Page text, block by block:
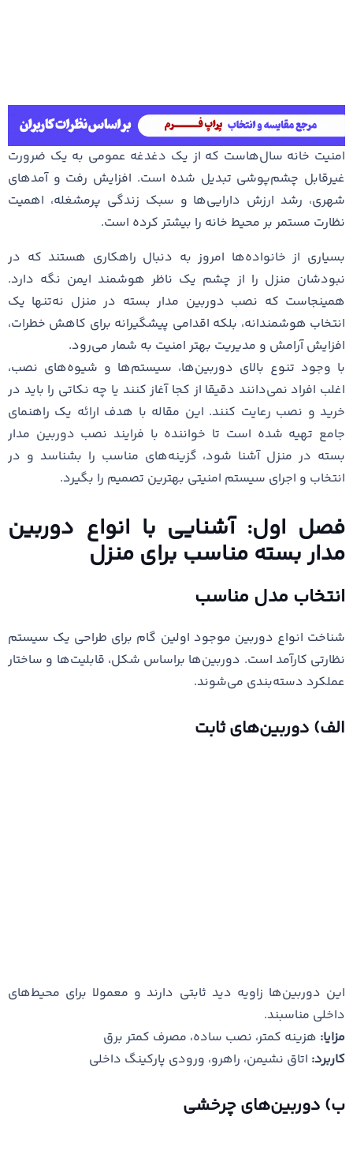
امنیت خانه سال‌هاست که از یک دغدغه عمومی به یک ضرورت
غیرقابل چشم‌پوشی تبدیل شده است. افزایش رفت و آمدهای
شهری، رشد ارزش دارایی‌ها و سبک زندگی پرمشغله، اهمیت
نظارت مستمر بر محیط خانه را بیشتر کرده است.
بسیاری از خانواده‌ها امروز به دنبال راهکاری هستند که در
نبودشان منزل را از چشم یک ناظر هوشمند ایمن نگه دارد.
همینجاست که نصب دوربین مدار بسته در منزل نه‌تنها یک
انتخاب هوشمندانه، بلکه اقدامی پیشگیرانه برای کاهش خطرات،
افزایش آرامش و مدیریت بهتر امنیت به شمار می‌رود.
با وجود تنوع بالای دوربین‌ها، سیستم‌ها و شیوه‌های نصب،
اغلب افراد نمی‌دانند دقیقا از کجا آغاز کنند یا چه نکاتی را باید در
خرید و نصب رعایت کنند. این مقاله با هدف ارائه یک راهنمای
جامع تهیه شده است تا خواننده با فرایند نصب دوربین مدار
بسته در منزل آشنا شود، گزینه‌های مناسب را بشناسد و در
انتخاب و اجرای سیستم امنیتی بهترین تصمیم را بگیرد.
فصل اول: آشنایی با انواع دوربین
مدار بسته مناسب برای منزل
انتخاب مدل مناسب
شناخت انواع دوربین موجود اولین گام برای طراحی یک سیستم
نظارتی کارآمد است. دوربین‌ها براساس شکل، قابلیت‌ها و ساختار
عملکرد دسته‌بندی می‌شوند.
الف) دوربین‌های ثابت
این دوربین‌ها زاویه دید ثابتی دارند و معمولا برای محیط‌های
داخلی مناسبند.
مزایا: هزینه کمتر، نصب ساده، مصرف کمتر برق
کاربرد: اتاق نشیمن، راهرو، ورودی پارکینگ داخلی
ب) دوربین‌های چرخشی